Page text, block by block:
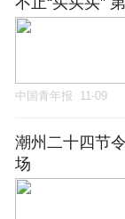
中国青年报 11-09
潮州二十四节
场